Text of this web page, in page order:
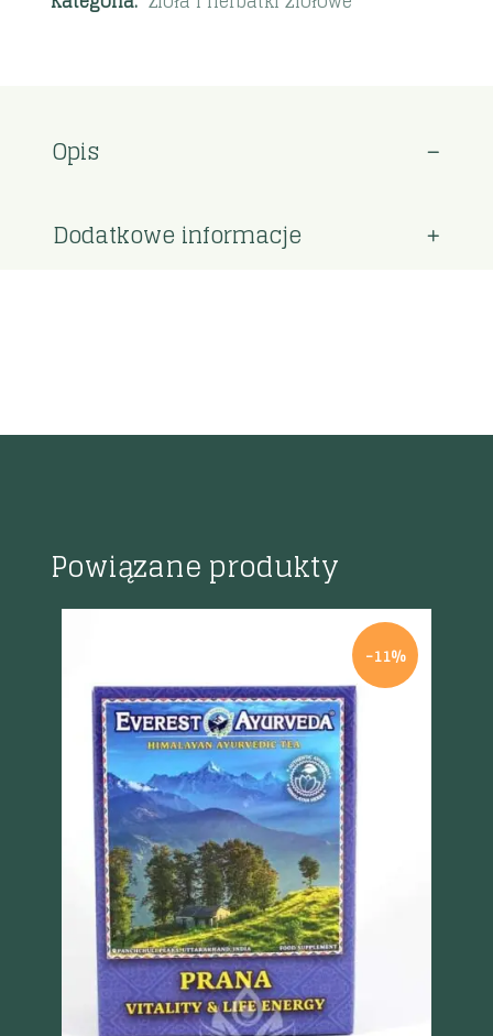
Opis
Dodatkowe informacje
Powiązane produkty
-11%
Szybki podgląd